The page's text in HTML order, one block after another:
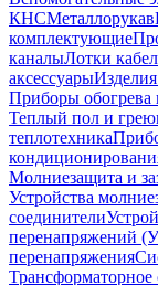
КНСМеталлорукав
комплектующие
каналыЛотки
аксессуары
Приборы обогрева
Теплый пол и
теплотехника
Молниезащита и
Устройства
соединители
перенапряжений
перенапряжения
Трансформаторное